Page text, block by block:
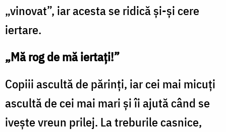
„vinovat”, iar acesta se ridică și-și cere
iertare.
„Mă rog de mă iertați!”
Copiii ascultă de părinți, iar cei mai micuți
ascultă de cei mai mari și îi ajută când se
ivește vreun prilej. La treburile casnice,